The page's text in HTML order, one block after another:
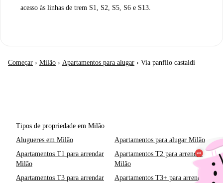
acesso às linhas de trem S1, S2, S5, S6 e S13.
Começar › Milão › Apartamentos para alugar › Via panfilo castaldi
Tipos de propriedade em Milão
Alugueres em Milão
Apartamentos para alugar Milão
Apartamentos T1 para arrendar
Milão
Apartamentos T2 para arrendar
Milão
Apartamentos T3 para arrendar
Apartamentos T3+ para arrendar